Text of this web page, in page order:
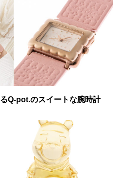
Q-pot.のスイートな腕時計